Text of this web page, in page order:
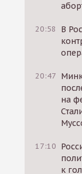
20:58
В
20:47
на
17:10
к